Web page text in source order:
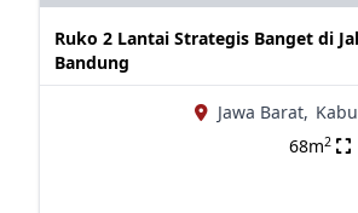
Ruko 2 Lantai Strategis Banget di
Bandung
Jawa Barat,
68m2